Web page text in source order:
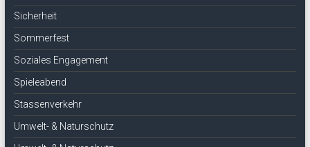
Sicherheit
Sommerfest
Soziales Engagement
Spieleabend
Stassenverkehr
Umwelt- & Naturschutz